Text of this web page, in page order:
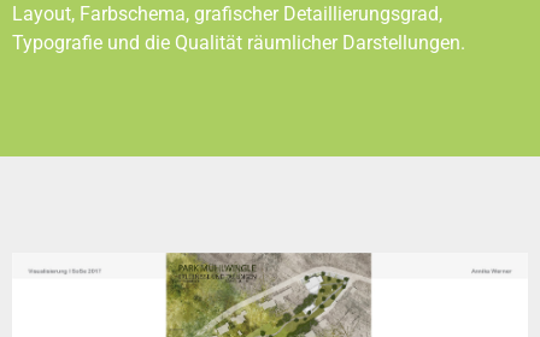
Layout, Farbschema, grafischer Detaillierungsgrad,
Typografie und die Qualität räumlicher Darstellungen.